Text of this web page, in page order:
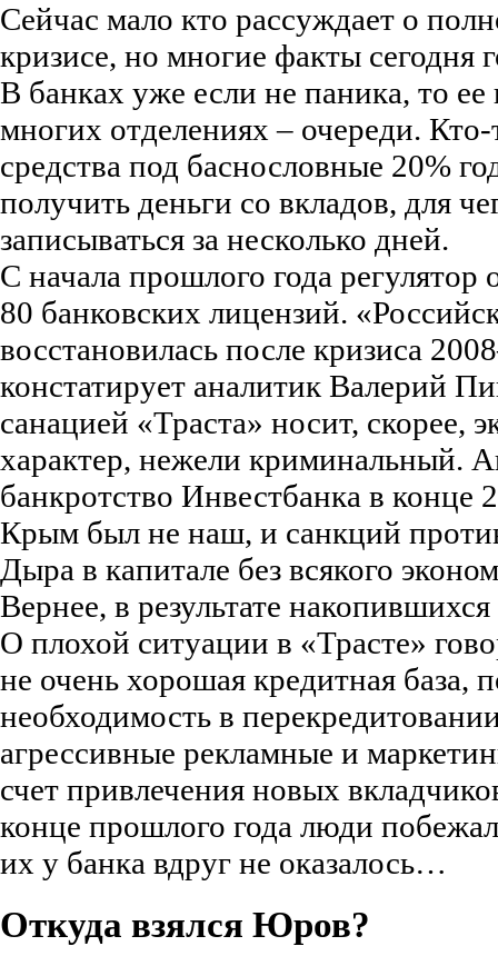
Сейчас мало кто рассуждает о
кризисе, но многие факты сегодня
В банках уже если не паника, то
многих отделениях – очереди.
средства под баснословные 20%
получить деньги со вкладов, для
записываться за несколько дней.
С начала прошлого года регулятор
80 банковских лицензий.
восстановилась после кризиса
констатирует аналитик Валерий
санацией «Траста» носит, скорее,
характер, нежели криминальный.
банкротство Инвестбанка в конце
Крым был не наш, и санкций
Дыра в капитале без всякого
Вернее, в результате
О плохой ситуации в «Трасте»
не очень хорошая кредитная база,
необходимость в
агрессивные рекламные и
счет привлечения новых
конце прошлого года люди
их у банка вдруг не оказалось…
Откуда взялся Юров?